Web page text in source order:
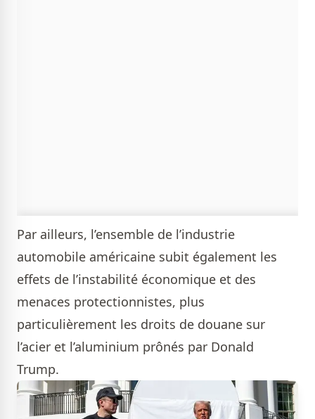
Par ailleurs, l’ensemble de l’industrie
automobile américaine subit également les
effets de l’instabilité économique et des
menaces protectionnistes, plus
particulièrement les droits de douane sur
l’acier et l’aluminium prônés par Donald
Trump.